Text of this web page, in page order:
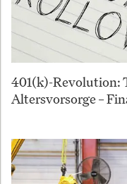
401(k)-Revolution:
Altersvorsorge –